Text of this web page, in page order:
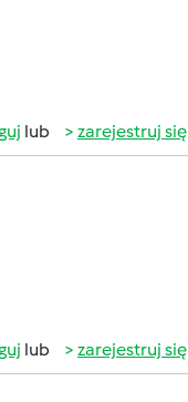
lub zarejestruj się
lub zarejestruj się